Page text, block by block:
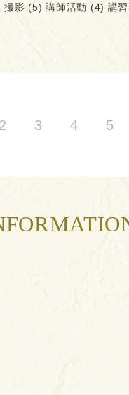
撮影 (5) 講師活動 (4) 講
2 3 4 5